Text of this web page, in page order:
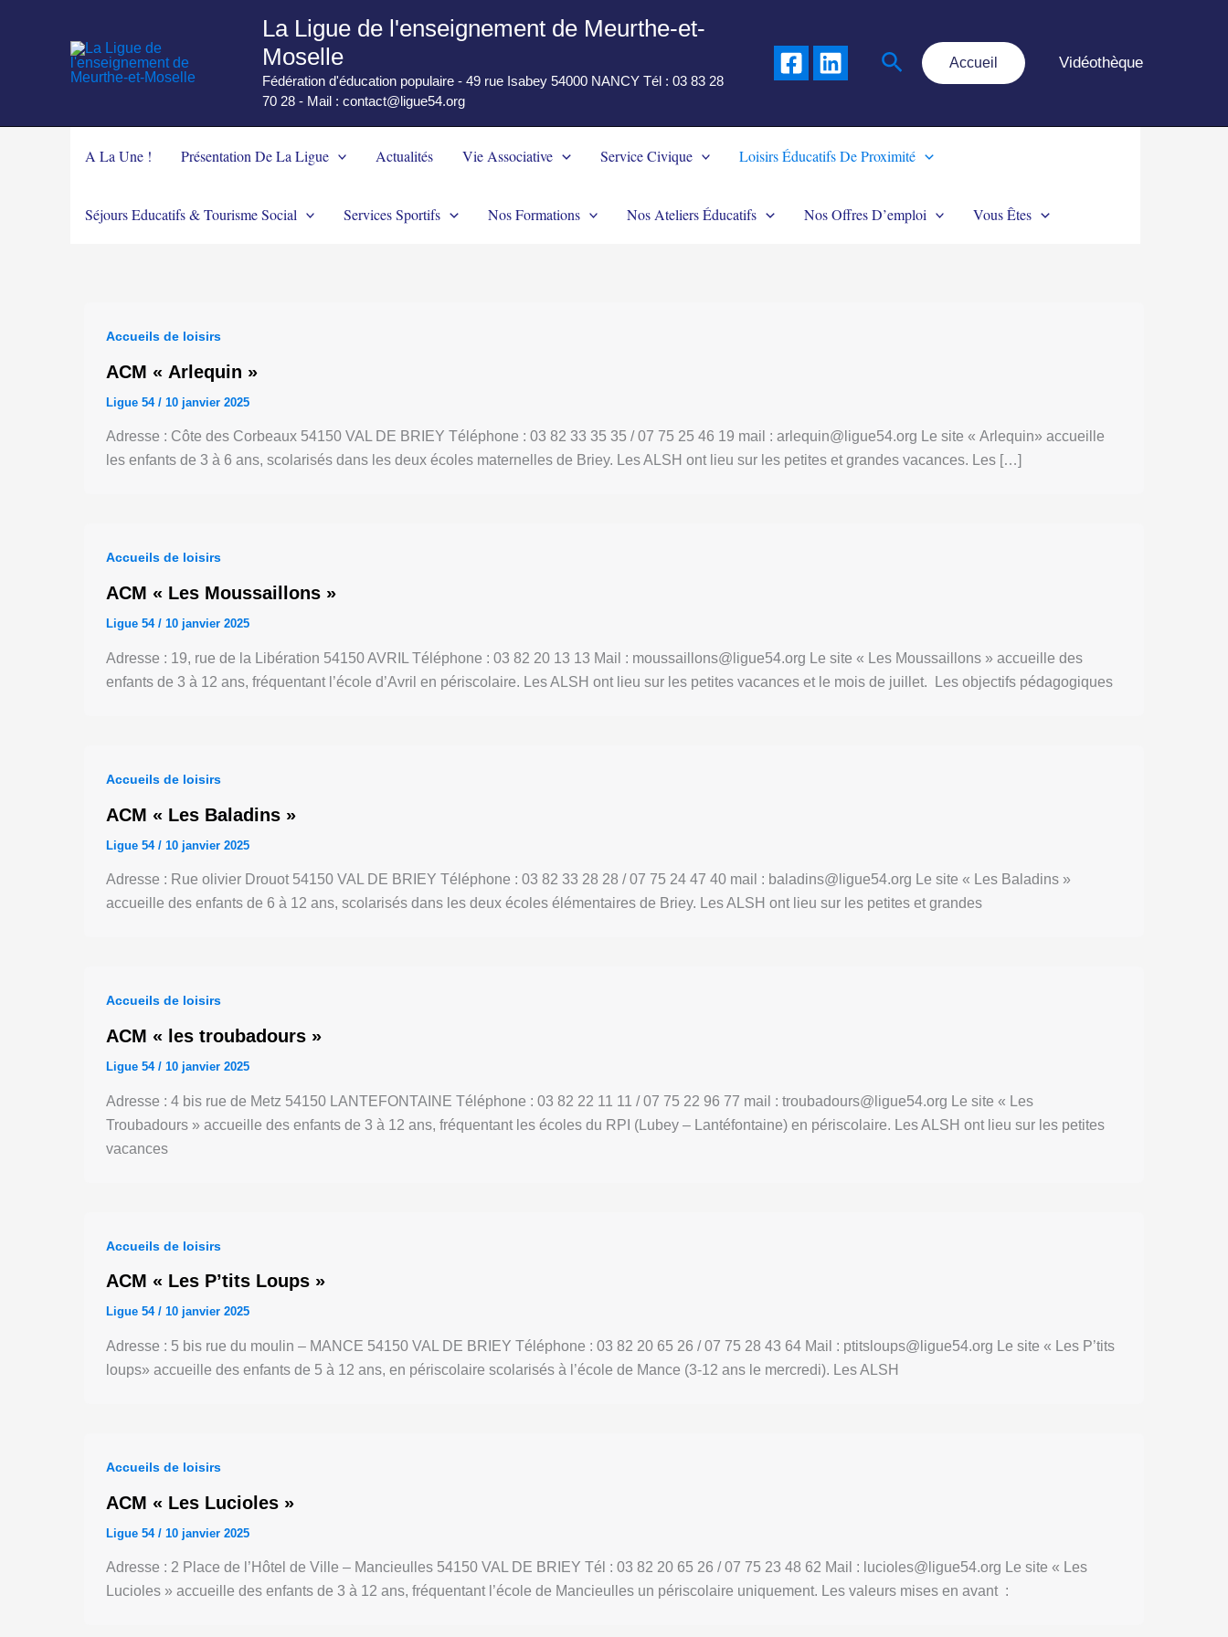
La Ligue de l'enseignement de Meurthe-et-
Moselle
Fédération d'éducation populaire - 49 rue Isabey 54000 NANCY Tél : 03 83 28
70 28 - Mail : contact@ligue54.org
Rechercher
Accueil Vidéothèque
A La Une ! Présentation De La Ligue Actualités Vie Associative Service Civique Loisirs Éducatifs De Proximité
Séjours Educatifs & Tourisme Social Services Sportifs Nos Formations Nos Ateliers Éducatifs Nos Offres D’emploi Vous Êtes
Accueils de loisirs
ACM « Arlequin »
Ligue 54 / 10 janvier 2025
Adresse : Côte des Corbeaux 54150 VAL DE BRIEY Téléphone : 03 82 33 35 35 / 07 75 25 46 19 mail : arlequin@ligue54.org Le site « Arlequin» accueille
les enfants de 3 à 6 ans, scolarisés dans les deux écoles maternelles de Briey. Les ALSH ont lieu sur les petites et grandes vacances. Les […]
Accueils de loisirs
ACM « Les Moussaillons »
Ligue 54 / 10 janvier 2025
Adresse : 19, rue de la Libération 54150 AVRIL Téléphone : 03 82 20 13 13 Mail : moussaillons@ligue54.org Le site « Les Moussaillons » accueille des
enfants de 3 à 12 ans, fréquentant l’école d’Avril en périscolaire. Les ALSH ont lieu sur les petites vacances et le mois de juillet. Les objectifs pédagogiques
Accueils de loisirs
ACM « Les Baladins »
Ligue 54 / 10 janvier 2025
Adresse : Rue olivier Drouot 54150 VAL DE BRIEY Téléphone : 03 82 33 28 28 / 07 75 24 47 40 mail : baladins@ligue54.org Le site « Les Baladins »
accueille des enfants de 6 à 12 ans, scolarisés dans les deux écoles élémentaires de Briey. Les ALSH ont lieu sur les petites et grandes
Accueils de loisirs
ACM « les troubadours »
Ligue 54 / 10 janvier 2025
Adresse : 4 bis rue de Metz 54150 LANTEFONTAINE Téléphone : 03 82 22 11 11 / 07 75 22 96 77 mail : troubadours@ligue54.org Le site « Les
Troubadours » accueille des enfants de 3 à 12 ans, fréquentant les écoles du RPI (Lubey – Lantéfontaine) en périscolaire. Les ALSH ont lieu sur les petites
vacances
Accueils de loisirs
ACM « Les P’tits Loups »
Ligue 54 / 10 janvier 2025
Adresse : 5 bis rue du moulin – MANCE 54150 VAL DE BRIEY Téléphone : 03 82 20 65 26 / 07 75 28 43 64 Mail : ptitsloups@ligue54.org Le site « Les P’tits
loups» accueille des enfants de 5 à 12 ans, en périscolaire scolarisés à l’école de Mance (3-12 ans le mercredi). Les ALSH
Accueils de loisirs
ACM « Les Lucioles »
Ligue 54 / 10 janvier 2025
Adresse : 2 Place de l’Hôtel de Ville – Mancieulles 54150 VAL DE BRIEY Tél : 03 82 20 65 26 / 07 75 23 48 62 Mail : lucioles@ligue54.org Le site « Les
Lucioles » accueille des enfants de 3 à 12 ans, fréquentant l’école de Mancieulles un périscolaire uniquement. Les valeurs mises en avant :